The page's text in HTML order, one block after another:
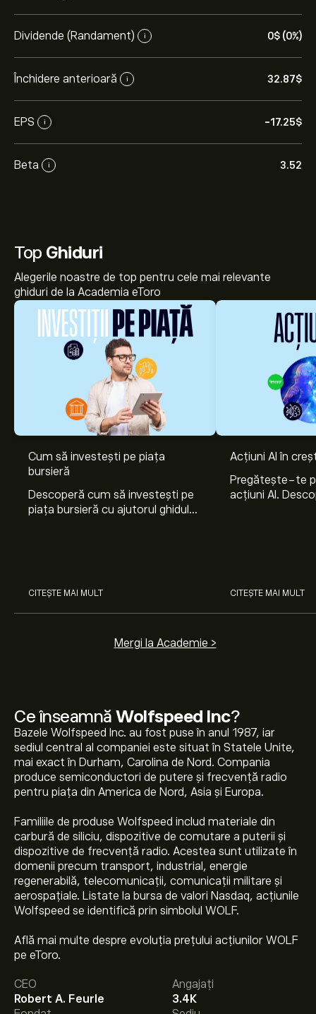
Dividende (Randament) i 0‎$‎ (0%)
Închidere anterioară i 32.87‎$‎
EPS i -17.25‎$‎
Beta i 3.52
Ce înseamnă Wolfspeed Inc?
Bazele Wolfspeed Inc. au fost puse în anul 1987, iar
sediul central al companiei este situat în Statele Unite,
mai exact în Durham, Carolina de Nord. Compania
produce semiconductori de putere și frecvență radio
pentru piața din America de Nord, Asia și Europa.
Familiile de produse Wolfspeed includ materiale din
carbură de siliciu, dispozitive de comutare a puterii și
dispozitive de frecvență radio. Acestea sunt utilizate în
domenii precum transport, industrial, energie
regenerabilă, telecomunicații, comunicații militare și
aerospațiale. Listate la bursa de valori Nasdaq, acțiunile
Wolfspeed se identifică prin simbolul WOLF.
Află mai multe despre evoluția prețului acțiunilor WOLF
pe eToro.
CEO
Robert A. Feurle
Angajați
3.4K
Top Ghiduri
Alegerile noastre de top pentru cele mai relevante
ghiduri de la Academia eToro
Cum să investești pe piața
bursieră
Descoperă cum să investești pe
piața bursieră cu ajutorul ghidului
CITEȘTE MAI MULT
Acțiuni AI în
Pregătește-te
acțiuni AI.
CITEȘTE MAI MULT
Mergi la Academie >
Prețul actual al acțiunilor WOLF este 32.78‎$‎.
Prețul țintă mediu pentru acțiunile Wolfspeed Inc este
32.78‎$‎.Creează-ți un cont
pe eToro pentru previziunile